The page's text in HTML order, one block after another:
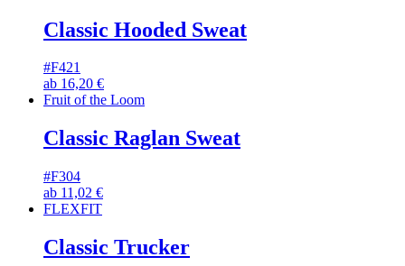
Classic Hooded Sweat
#F421
ab 16,20 €
Fruit of the Loom
Classic Raglan Sweat
#F304
ab 11,02 €
FLEXFIT
Classic Trucker